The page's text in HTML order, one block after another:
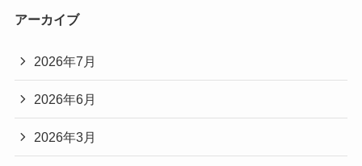
アーカイブ
2026年7月
2026年6月
2026年3月